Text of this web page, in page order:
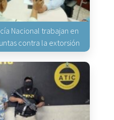
Nacional trabajan en
contra la extorsión